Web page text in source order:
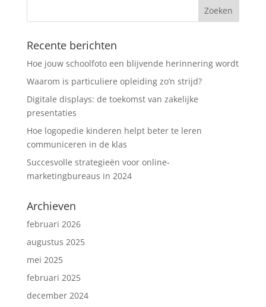
Recente berichten
Hoe jouw schoolfoto een blijvende herinnering wordt
Waarom is particuliere opleiding zo’n strijd?
Digitale displays: de toekomst van zakelijke
presentaties
Hoe logopedie kinderen helpt beter te leren
communiceren in de klas
Succesvolle strategieën voor online-
marketingbureaus in 2024
Archieven
februari 2026
augustus 2025
mei 2025
februari 2025
december 2024